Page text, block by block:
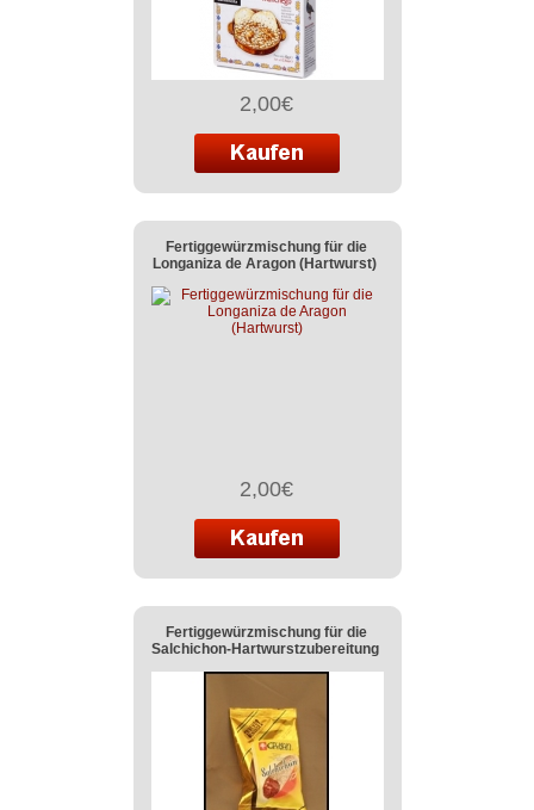
2,00€
Fertiggewürzmischung für die
Longaniza de Aragon (Hartwurst)
2,00€
Fertiggewürzmischung für die
Salchichon-Hartwurstzubereitung